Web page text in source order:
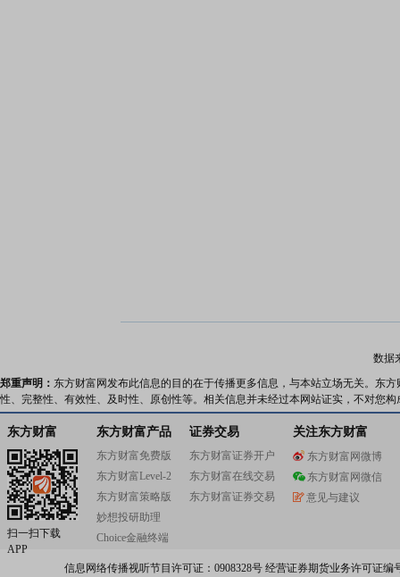
数据
郑重声明： 东方财富网发布此信息的目的在于传播更多信息，与本站立场无关。东
性、完整性、有效性、及时性、原创性等。相关信息并未经过本网站证实，不对您
东方财富
扫一扫下载
APP
东方财富产品
东方财富免费版
东方财富Level-2
东方财富策略版
妙想投研助理
Choice金融终端
证券交易
东方财富证券开户
东方财富在线交易
东方财富证券交易
关注东方财富
东方财富网微博
东方财富网微信
意见与建议
信息网络传播视听节目许可证：0908328号 经营证券期货业务许可证编